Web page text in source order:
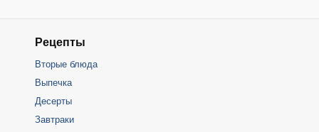
Рецепты
Вторые блюда
Выпечка
Десерты
Завтраки